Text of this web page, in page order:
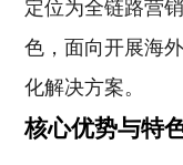
定位为全链路营
色，面向开展海
化解决方案。
核心优势与特